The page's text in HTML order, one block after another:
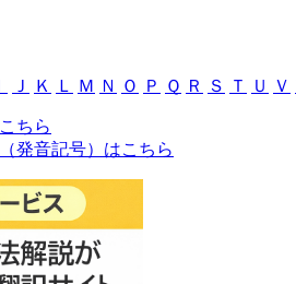
Ｊ Ｋ Ｌ Ｍ Ｎ Ｏ Ｐ Ｑ Ｒ Ｓ Ｔ Ｕ Ｖ
ちら
発音記号）はこちら